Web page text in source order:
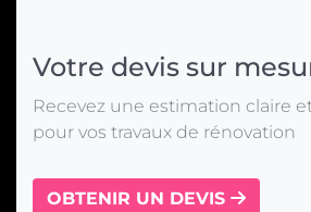
Votre devis sur
Recevez une estimation claire
pour vos travaux de rénovation
OBTENIR UN DEVIS